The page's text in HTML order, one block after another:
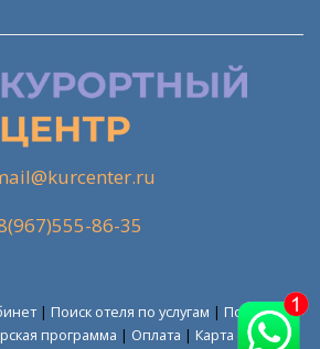
86-35
| Поиск отеля по услугам | Поиск
программа | Оплата | Карта сайта